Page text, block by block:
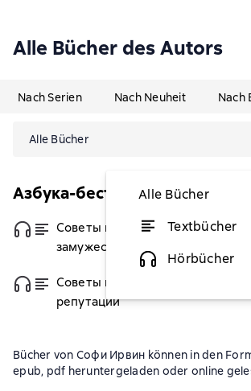
Alle Bücher des Autors
Nach Serien Nach Neuheit Nach
Alle Bücher
Alle Bücher
Textbücher
Hörbücher
Азбука-бестселлер
Советы юным леди по
замужеству
Советы юным леди по
репутации
Bücher von Софи Ирвин können in den
epub, pdf heruntergeladen oder online